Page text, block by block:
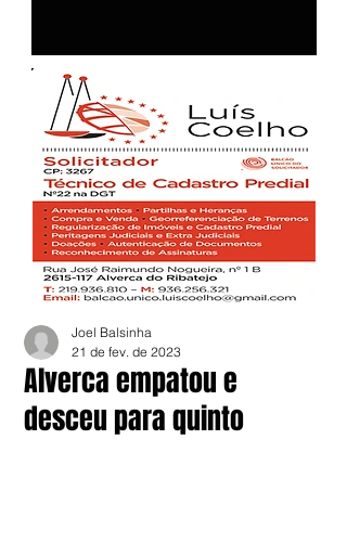
Alverca empatou e
desceu para quinto
Joel Balsinha
21 de fev. de 2023